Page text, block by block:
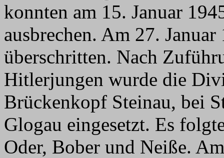
konnten am 15. Januar
ausbrechen. Am 27.
überschritten. Nach
Hitlerjungen wurde die
Brückenkopf Steinau, bei
Glogau eingesetzt. Es
Oder, Bober und Neiße.